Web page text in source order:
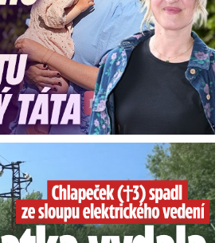
vydala vyjádření na 16 stran